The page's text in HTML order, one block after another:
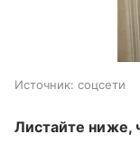
Источник: соцсети
Листайте ниже,